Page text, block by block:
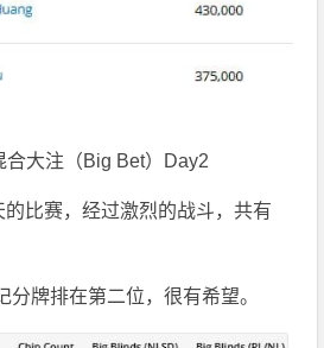
合大注（Big Bet）Day2
比赛，经过激烈的战斗，共有
分牌排在第二位，很有希望。